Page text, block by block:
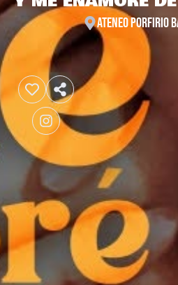
ATENEO PORFIRIO